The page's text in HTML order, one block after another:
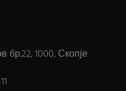
бр.22, 1000, Скопје